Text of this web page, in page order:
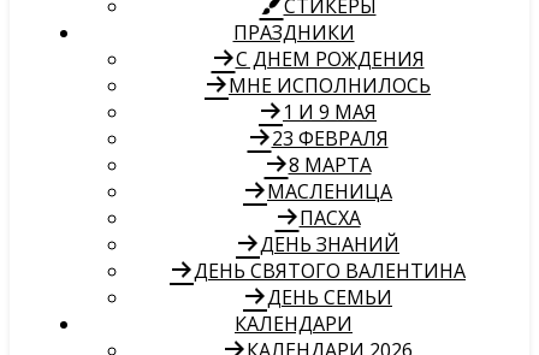
СТИКЕРЫ
ПРАЗДНИКИ
С ДНЕМ РОЖДЕНИЯ
МНЕ ИСПОЛНИЛОСЬ
1 И 9 МАЯ
23 ФЕВРАЛЯ
8 МАРТА
МАСЛЕНИЦА
ПАСХА
ДЕНЬ ЗНАНИЙ
ДЕНЬ СВЯТОГО ВАЛЕНТИНА
ДЕНЬ СЕМЬИ
КАЛЕНДАРИ